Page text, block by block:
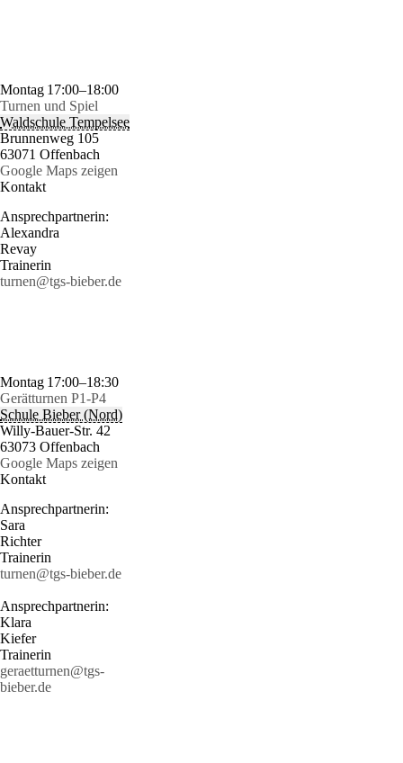
Montag 17:00–18:00
Turnen und Spiel
Waldschule Tempelsee
Brunnenweg 105
63071 Offenbach
Google Maps zeigen
Kontakt
Ansprechpartnerin:
Alexandra
Revay
Trainerin
turnen@tgs-bieber.de
Montag 17:00–18:30
Gerätturnen P1-P4
Schule Bieber (Nord)
Willy-Bauer-Str. 42
63073 Offenbach
Google Maps zeigen
Kontakt
Ansprechpartnerin:
Sara
Richter
Trainerin
turnen@tgs-bieber.de
Ansprechpartnerin:
Klara
Kiefer
Trainerin
geraetturnen@tgs-
bieber.de